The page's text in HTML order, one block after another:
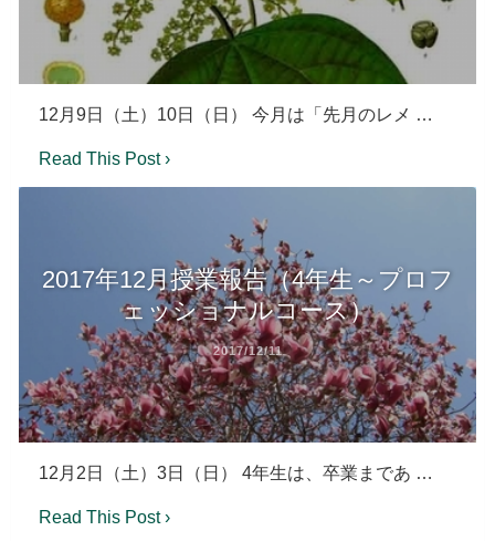
12月9日（土）10日（日） 今月は「先月のレメ …
Read This Post ›
2017年12月授業報告（4年生～プロフ
ェッショナルコース）
2017/12/11
12月2日（土）3日（日） 4年生は、卒業まであ …
Read This Post ›